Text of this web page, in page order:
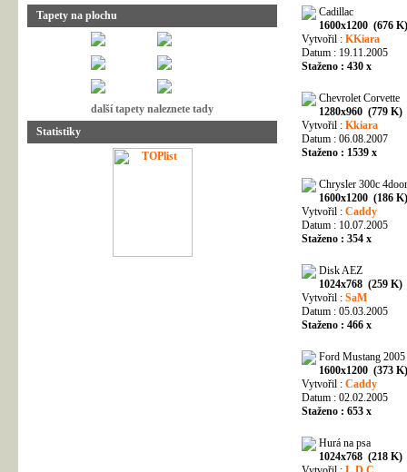
Tapety na plochu
další tapety naleznete tady
Statistiky
Cadillac
1600x1200 (676 K)
Vytvořil : KKiara
Datum : 19.11.2005
Staženo : 430 x
Chevrolet Corvette
1280x960 (779 K)
Vytvořil : Kkiara
Datum : 06.08.2007
Staženo : 1539 x
Chrysler 300c 4door
1600x1200 (186 K)
Vytvořil : Caddy
Datum : 10.07.2005
Staženo : 354 x
Disk AEZ
1024x768 (259 K)
Vytvořil : SaM
Datum : 05.03.2005
Staženo : 466 x
Ford Mustang 2005
1600x1200 (373 K)
Vytvořil : Caddy
Datum : 02.02.2005
Staženo : 653 x
Hurá na psa
1024x768 (218 K)